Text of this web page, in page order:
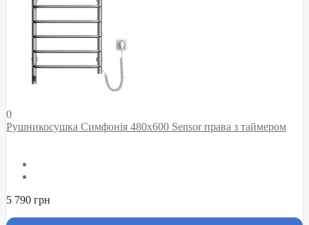
0
Рушникосушка Симфонія 480х600 Sensor права з таймером
5 790 грн